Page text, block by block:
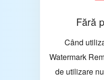
Fără
Când
Watermark
de utilizare